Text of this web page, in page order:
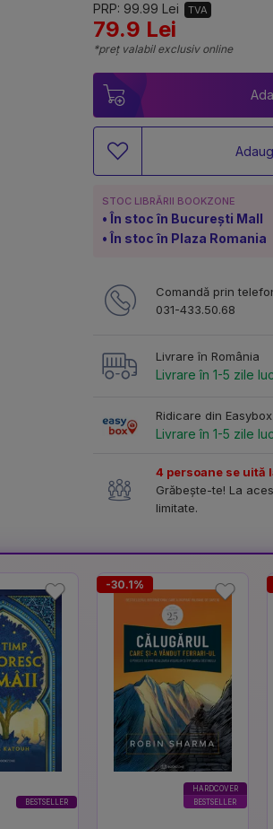
PRP: 99.99 Lei TVA
79.9 Lei
*preț valabil exclusiv online
STOC LIBRĂRII BOOKZONE
În stoc în București Mall
În stoc în Plaza Romania
Comandă prin
031-433.50.68
Livrare în România
Livrare în 1-5 zile
Ridicare din Easybox
Livrare în 1-5 zile
4 persoane se uită
Grăbește-te! La
limitate.
BESTSELLER
HARDCOVER
BESTSELLER
-30.1%